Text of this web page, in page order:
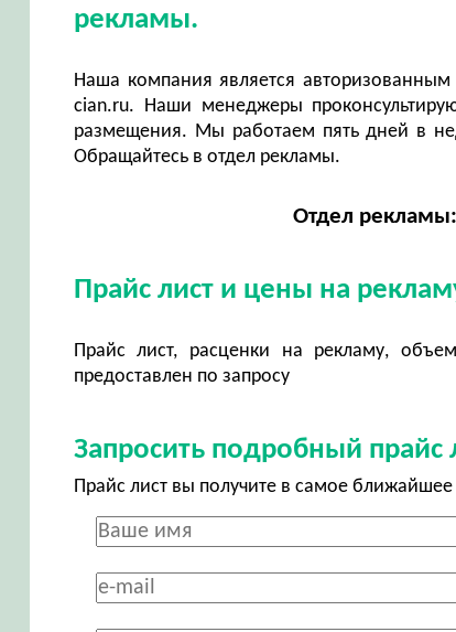
рекламы.
Наша компания является
cian.ru. Наши менеджеры
размещения. Мы работаем пять дней в
Обращайтесь в отдел рекламы.
Отдел рекламы:
Прайс лист и цены на
Прайс лист, расценки на рекламу,
предоставлен по запросу
Запросить подробный прайс
Прайс лист вы получите в самое